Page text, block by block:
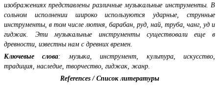
изображениях представлены различные музыкальные инструменты. В
сольном исполнении широко используются ударные, струнные
инструменты, в том числе лютня, барабан, руд, най, труба, чанг, уд и
гиджак. Эти музыкальные инструменты существовали еще в
древности, известны нам с древних времен.
Ключевые слова: музыка, инструмент, культура, искусство,
традиция, наследие, творчество, гиджак, жанр.
References / Список литературы